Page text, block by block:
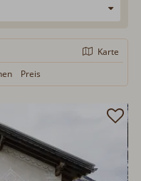
Karte
Preis